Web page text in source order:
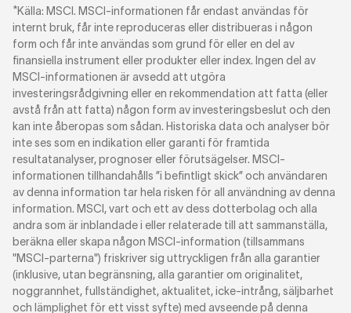
*Källa: MSCI. MSCI-informationen får endast användas för
internt bruk, får inte reproduceras eller distribueras i någon
form och får inte användas som grund för eller en del av
finansiella instrument eller produkter eller index. Ingen del av
MSCI-informationen är avsedd att utgöra
investeringsrådgivning eller en rekommendation att fatta (eller
avstå från att fatta) någon form av investeringsbeslut och den
kan inte åberopas som sådan. Historiska data och analyser bör
inte ses som en indikation eller garanti för framtida
resultatanalyser, prognoser eller förutsägelser. MSCI-
informationen tillhandahålls ”i befintligt skick” och användaren
av denna information tar hela risken för all användning av denna
information. MSCI, vart och ett av dess dotterbolag och alla
andra som är inblandade i eller relaterade till att sammanställa,
beräkna eller skapa någon MSCI-information (tillsammans
"MSCI-parterna") friskriver sig uttryckligen från alla garantier
(inklusive, utan begränsning, alla garantier om originalitet,
noggrannhet, fullständighet, aktualitet, icke-intrång, säljbarhet
och lämplighet för ett visst syfte) med avseende på denna